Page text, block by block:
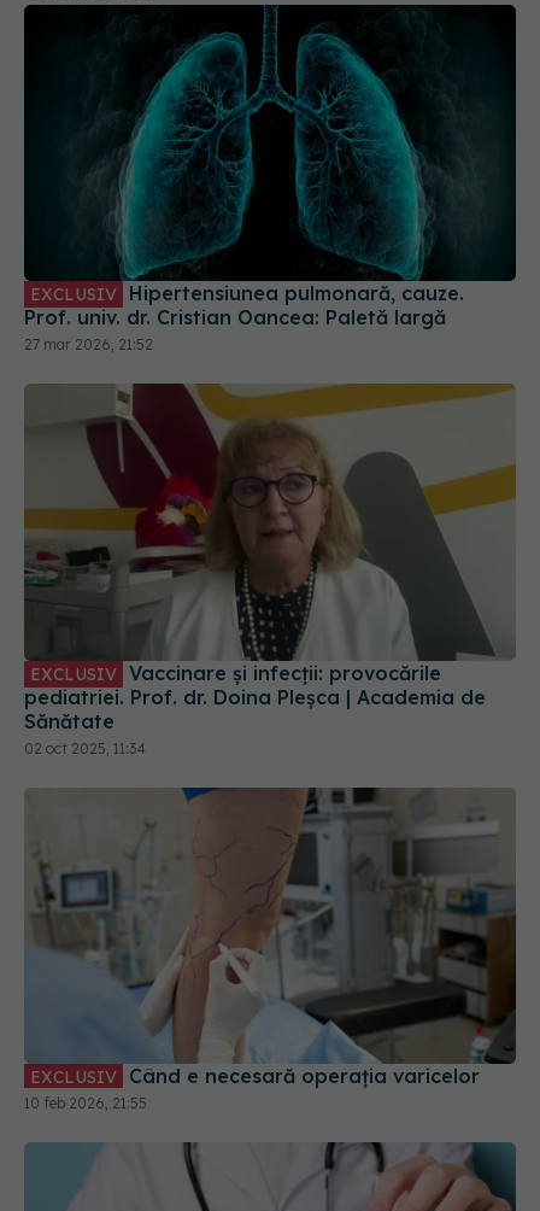
EXCLUSIV
Prof. univ. dr. Cristian Oancea: Paletă largă
27 mar 2026, 21:52
EXCLUSIV
pediatriei. Prof. dr. Doina Pleșca | Academia de
Sănătate
02 oct 2025, 11:34
EXCLUSIV Când e necesară operația varicelor
10 feb 2026, 21:55